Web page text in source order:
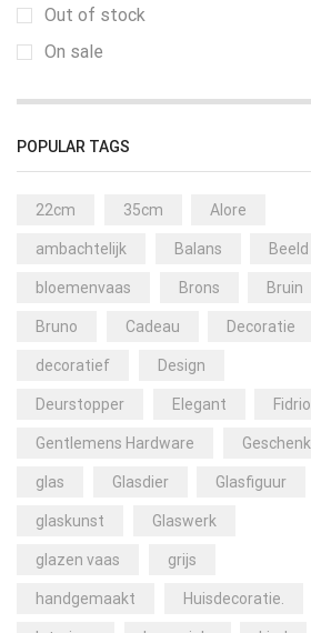
Out of stock
On sale
POPULAR TAGS
22cm 35cm Alore
ambachtelijk Balans Beeld
bloemenvaas Brons Bruin
Bruno Cadeau Decoratie
decoratief Design
Deurstopper Elegant Fidrio
Gentlemens Hardware Geschenk
glas Glasdier Glasfiguur
glaskunst Glaswerk
glazen vaas grijs
handgemaakt Huisdecoratie.